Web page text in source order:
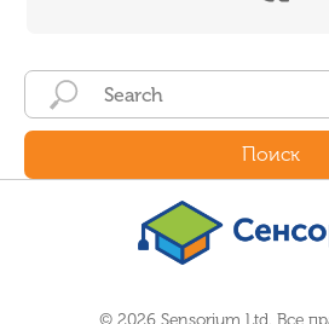
Поиск
© 2026 Sensorium Ltd. Все